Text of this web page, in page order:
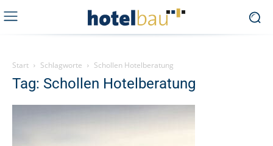
Start Schlagworte Schollen Hotelberatung
Tag: Schollen Hotelberatung